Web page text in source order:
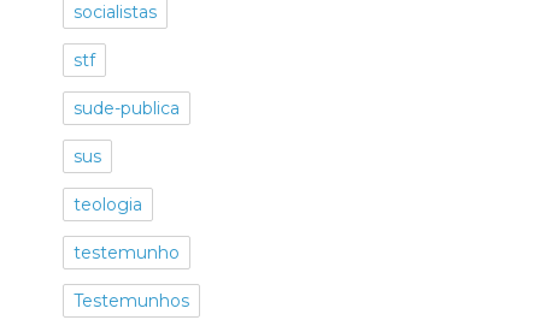
socialistas
stf
sude-publica
sus
teologia
testemunho
Testemunhos